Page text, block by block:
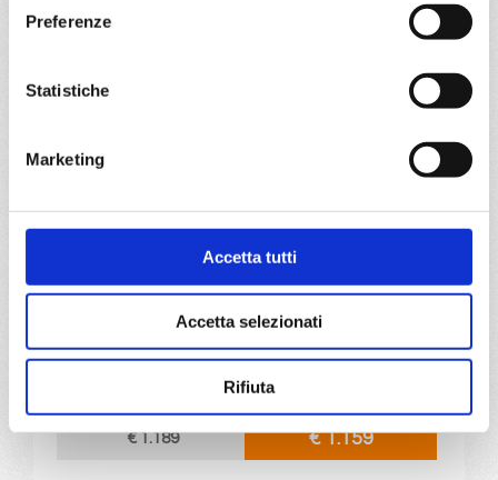
Preferenze
Statistiche
Marketing
Accetta tutti
Accetta selezionati
Rifiuta
Mediterraneo8 giorni
Barcellona, Cagliari
18/08/2026
€ 1.189
25/08/2026
€ 1.159